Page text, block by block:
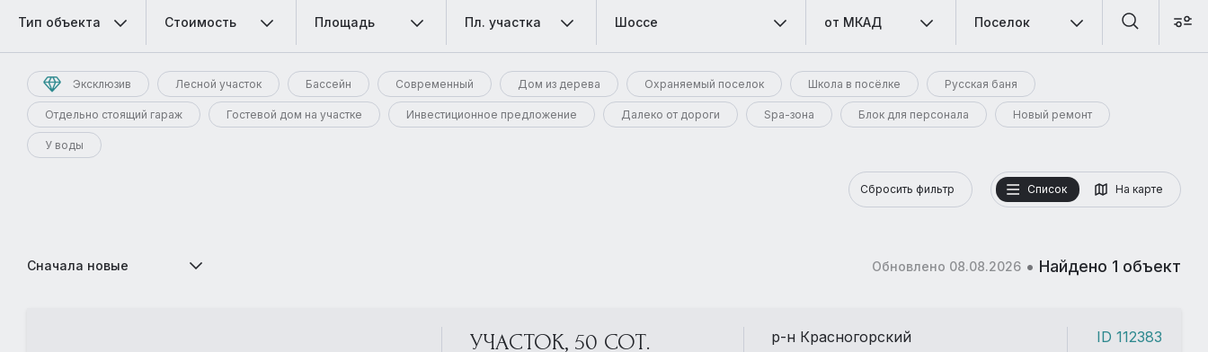
Тип объекта Стоимость Площадь Пл. участка Шоссе от МКАД Поселок
Эксклюзив Лесной участок Бассейн Современный Дом из дерева Охраняемый поселок Школа в посёлке Русская баня
Отдельно стоящий гараж Гостевой дом на участке Инвестиционное предложение Далеко от дороги Spa-зона Блок для персонала Новый ремонт
У воды
Список На карте
Сбросить фильтр
Сначала новые Обновлено 08.08.2026 • Найдено 1 объект
УЧАСТОК, 50 СОТ.
р-н Красногорский
ID 112383